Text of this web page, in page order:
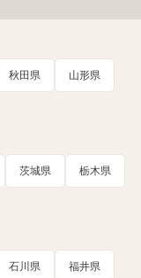
秋田県 山形県
茨城県 栃木県
石川県 福井県